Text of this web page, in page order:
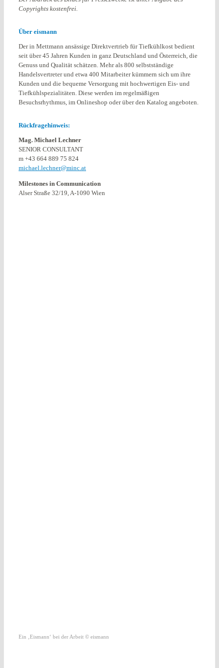
Copyrights kostenfrei.
Über eismann
Der in Mettmann ansässige Direktvertrieb für Tiefkühlkost bedient
seit über 45 Jahren Kunden in ganz Deutschland und Österreich, die
Genuss und Qualität schätzen. Mehr als 800 selbstständige
Handelsvertreter und etwa 400 Mitarbeiter kümmern sich um ihre
Kunden und die bequeme Versorgung mit hochwertigen Eis- und
Tiefkühlspezialitäten. Diese werden im regelmäßigen
Besuchsrhythmus, im Onlineshop oder über den Katalog angeboten.
Rückfragehinweis:
Mag. Michael Lechner
SENIOR CONSULTANT
m +43 664 889 75 824
michael.lechner@minc.at
Milestones in Communication
Alser Straße 32/19, A-1090 Wien
Ein ‚Eismann‘ bei der Arbeit © eismann